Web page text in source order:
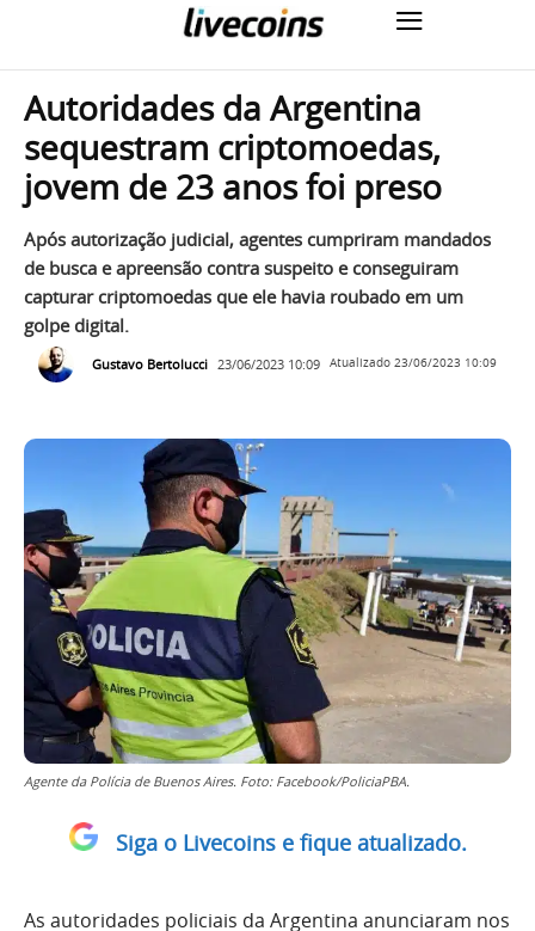
Autoridades da Argentina
sequestram criptomoedas,
jovem de 23 anos foi preso
Após autorização judicial, agentes cumpriram mandados
de busca e apreensão contra suspeito e conseguiram
capturar criptomoedas que ele havia roubado em um
golpe digital.
Gustavo Bertolucci 23/06/2023 10:09 Atualizado 23/06/2023 10:09
Agente da Polícia de Buenos Aires. Foto: Facebook/PoliciaPBA.
Siga o Livecoins e fique atualizado.
As autoridades policiais da Argentina anunciaram nos